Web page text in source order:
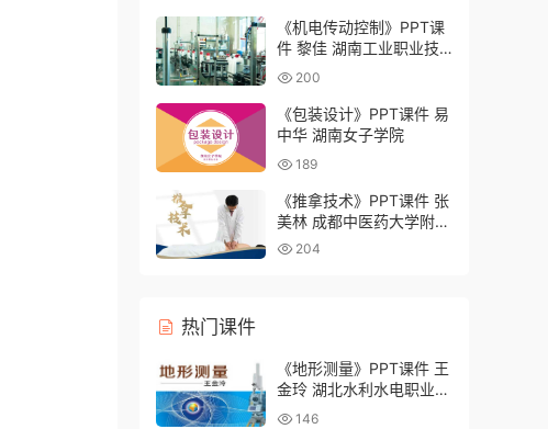
《机电传动控制》PPT课
件 黎佳 湖南工业职业技
术学院
200
《包装设计》PPT课件 易
中华 湖南女子学院
189
《推拿技术》PPT课件 张
美林 成都中医药大学附属
医院针灸学校（四川省针
204
热门课件
《地形测量》PPT课件 王
金玲 湖北水利水电职业技
术学院
146